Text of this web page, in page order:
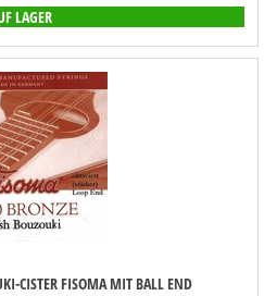
LAGER
CISTER FISOMA MIT BALL END